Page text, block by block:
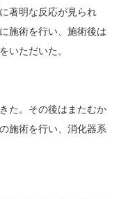
著明な反応が見られ
施術を行い、施術後は
いただいた。
た。その後はまたむか
施術を行い、消化器系